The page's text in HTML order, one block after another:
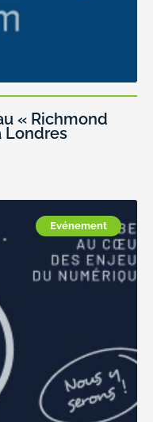
« Richmond
Londres
Evénement